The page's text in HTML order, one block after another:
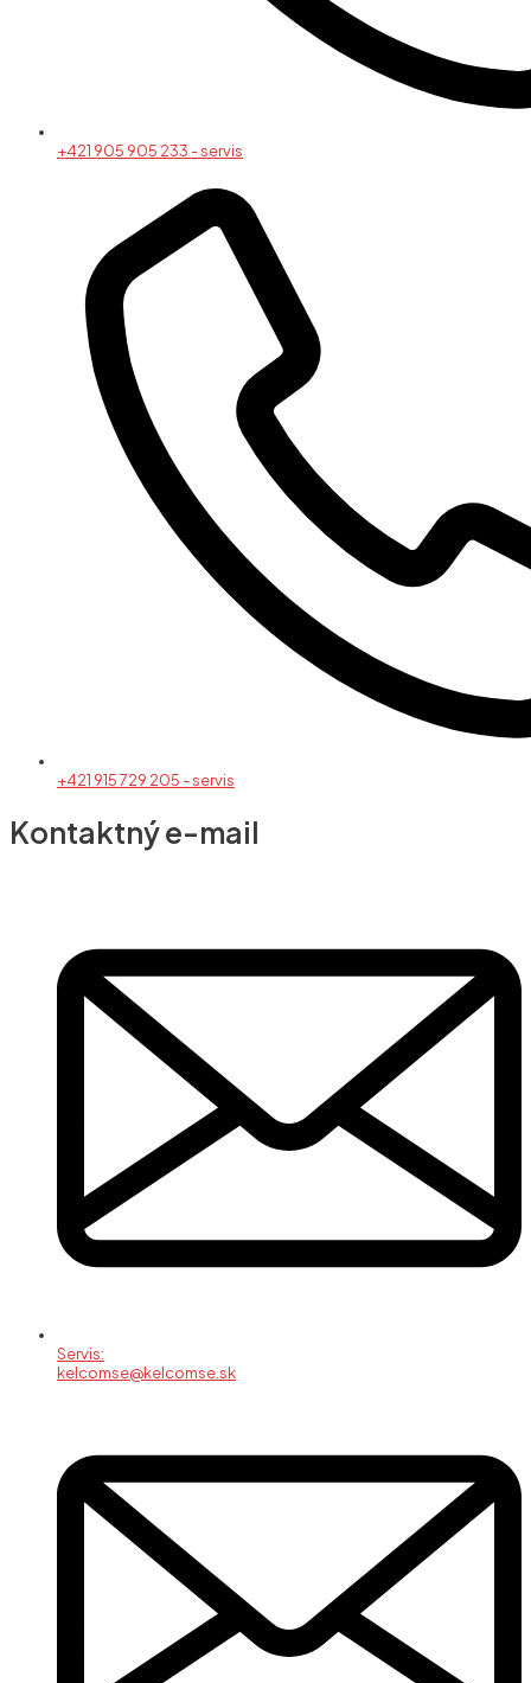
+421 905 905 233 - servis
+421 915 729 205 - servis
Kontaktný e-mail
Servis:
kelcomse@kelcomse.sk